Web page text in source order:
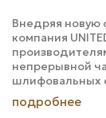
Внедряя новую
компания
непрерывной
шлифовальных
программным
S 121, S 131 и S
подробнее